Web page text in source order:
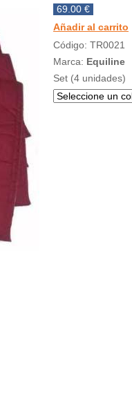
69.00 €
Añadir al carrito
Código: TR0021
Marca: Equiline
Set (4 unidades)